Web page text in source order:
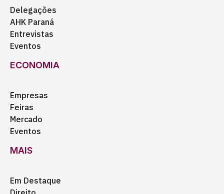
Delegações
AHK Paraná
Entrevistas
Eventos
ECONOMIA
Empresas
Feiras
Mercado
Eventos
MAIS
Em Destaque